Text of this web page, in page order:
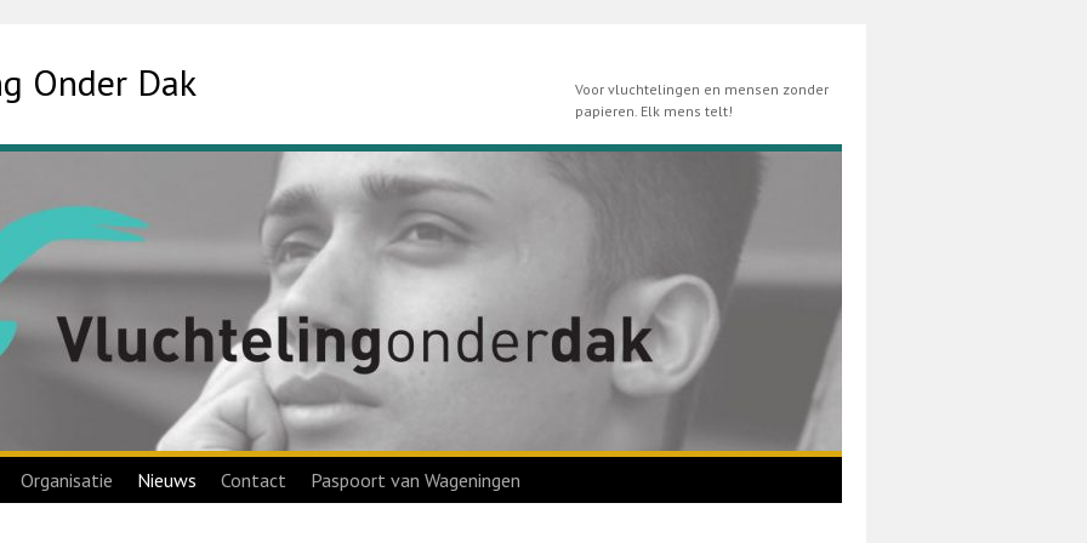
Onder Dak
Voor vluchtelingen en mensen zonder
papieren. Elk mens telt!
Organisatie Nieuws Contact Paspoort van Wageningen